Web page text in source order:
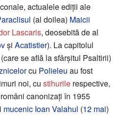
actualele ediții ale
(al doilea) Maicii
Lascaris, deosebită de al
și Acatistier). La capitolul
se află la sfârșitul Psaltirii)
cu Polieleu au fost
noi, cu stihurile respective,
canonizați în 1955
mucenic Ioan Valahul (12 mai)